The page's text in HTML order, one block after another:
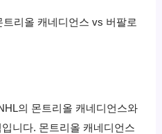
리올 캐네디언스 vs 버팔로
의 몬트리올 캐네디언스와
니다. 몬트리올 캐네디언스